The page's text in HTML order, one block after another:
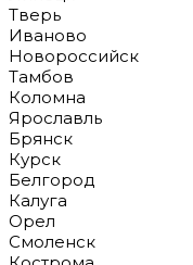
Тверь
Иваново
Новороссийск
Тамбов
Коломна
Ярославль
Брянск
Курск
Белгород
Калуга
Орел
Смоленск